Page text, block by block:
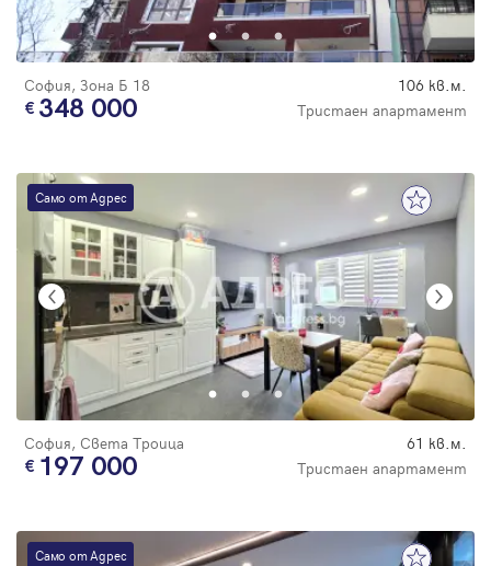
София, Зона Б 18 106 кв.м.
348 000 Тристаен апартамент
Само от Адрес
София, Света Троица 61 кв.м.
197 000 Тристаен апартамент
Само от Адрес